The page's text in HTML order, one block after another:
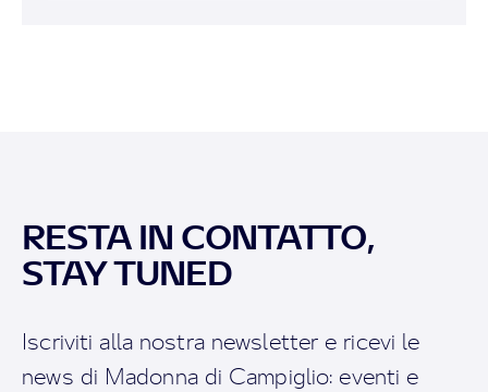
RESTA IN CONTATTO,
STAY TUNED
Iscriviti alla nostra newsletter e ricevi le
news di Madonna di Campiglio: eventi e